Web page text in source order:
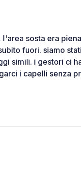
sosta era
fuori. siamo
simili. i gestori ci
i capelli senza